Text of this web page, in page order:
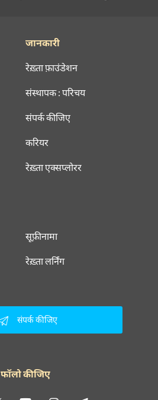
जानकारी
रेख़्ता फ़ाउंडेशन
संस्थापक : परिचय
संपर्क कीजिए
करियर
रेख़्ता एक्सप्लोरर
सूफ़ीनामा
रेख़्ता लर्निंग
संपर्क कीजिए
फॉलो कीजिए